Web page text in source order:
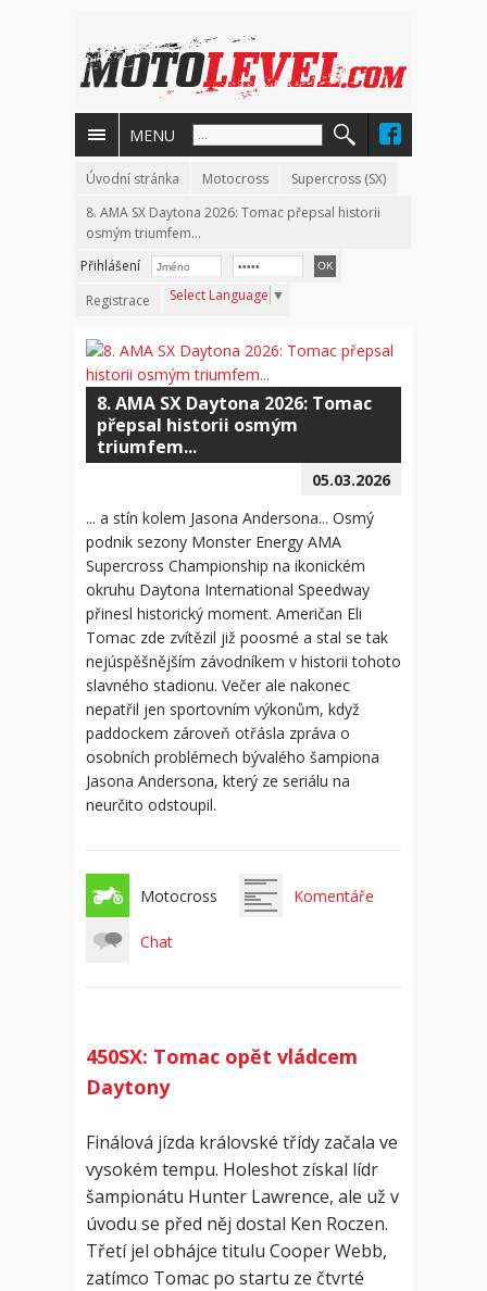
MENU
Úvodní stránka Motocross
Supercross (SX)
8. AMA SX Daytona 2026: Tomac přepsal historii
osmým triumfem...
Přihlášení
Registrace
Select Language ▼
8. AMA SX Daytona 2026: Tomac
přepsal historii osmým
triumfem...
05.03.2026
... a stín kolem Jasona Andersona... Osmý
podnik sezony Monster Energy AMA
Supercross Championship na ikonickém
okruhu Daytona International Speedway
přinesl historický moment. Američan Eli
Tomac zde zvítězil již poosmé a stal se tak
nejúspěšnějším závodníkem v historii tohoto
slavného stadionu. Večer ale nakonec
nepatřil jen sportovním výkonům, když
paddockem zároveň otřásla zpráva o
osobních problémech bývalého šampiona
Jasona Andersona, který ze seriálu na
neurčito odstoupil.
Motocross Komentáře
Chat
450SX: Tomac opět vládcem
Daytony
Finálová jízda královské třídy začala ve
vysokém tempu. Holeshot získal lídr
šampionátu Hunter Lawrence, ale už v
úvodu se před něj dostal Ken Roczen.
Třetí jel obhájce titulu Cooper Webb,
zatímco Tomac po startu ze čtvrté